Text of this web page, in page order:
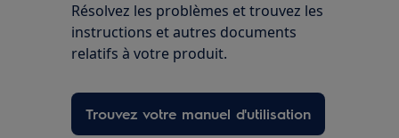
Résolvez les problèmes et trouvez les
instructions et autres documents
relatifs à votre produit.
Trouvez votre manuel d'utilisation